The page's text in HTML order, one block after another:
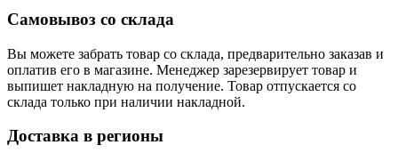
Самовывоз со склада
Вы можете забрать товар со склада, предварительно заказав и
оплатив его в магазине. Менеджер зарезервирует товар и
выпишет накладную на получение. Товар отпускается со
склада только при наличии накладной.
Доставка в регионы